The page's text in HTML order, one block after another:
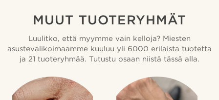
MUUT TUOTERYHMÄT
Luulitko, että myymme vain kelloja? Miesten
asustevalikoimaamme kuuluu yli 6000 erilaista tuotetta
ja 21 tuoteryhmää. Tutustu osaan niistä tässä alla.